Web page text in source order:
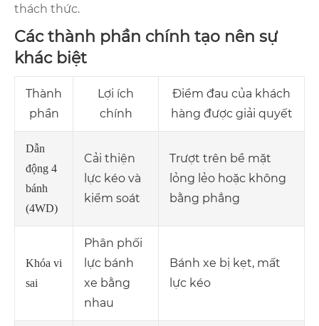
thách thức.
Các thành phần chính tạo nên sự
khác biệt
Thành
phần
Lợi ích
chính
Điểm đau của khách
hàng được giải quyết
Dẫn
động 4
bánh
(4WD)
Cải thiện
lực kéo và
kiểm soát
Trượt trên bề mặt
lỏng lẻo hoặc không
bằng phẳng
Khóa vi
sai
Phân phối
lực bánh
xe bằng
nhau
Bánh xe bị kẹt, mất
lực kéo